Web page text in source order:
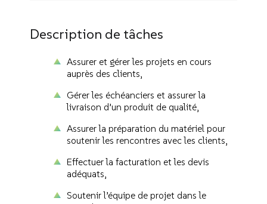
Description de tâches
Assurer et gérer les projets en cours
auprès des clients,
Gérer les échéanciers et assurer la
livraison d’un produit de qualité,
Assurer la préparation du matériel pour
soutenir les rencontres avec les clients,
Effectuer la facturation et les devis
adéquats,
Soutenir l’équipe de projet dans le